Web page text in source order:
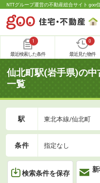
NTTグループ運営の不動産総合サイト goo
1
最近検索した条件
0
最近見た物件
仙北町駅(岩手県)の
一覧
駅 東北本線/仙北町
条件 指定なし
検索条件を保存